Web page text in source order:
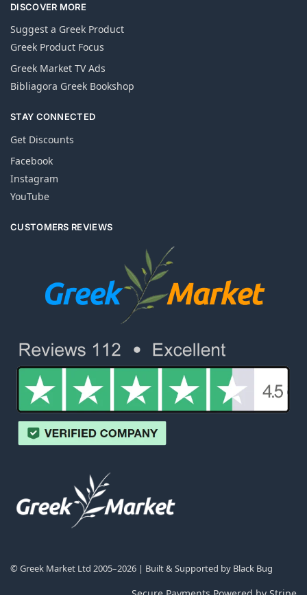
DISCOVER MORE
Suggest a Greek Product
Greek Product Focus
Greek Market TV Ads
Bibliagora Greek Bookshop
STAY CONNECTED
Get Discounts
Facebook
Instagram
YouTube
CUSTOMERS REVIEWS
© Greek Market Ltd 2005–2026 | Built & Supported by Black Bug